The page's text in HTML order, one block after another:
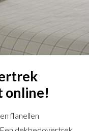
online!
flanellen